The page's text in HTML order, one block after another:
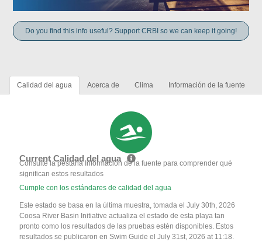
Do you find this info useful? Support CRBI so we can keep it going!
Calidad del agua Acerca de Clima Información de la fuente
Current Calidad del agua
Consulte la pestaña Información de la fuente para comprender qué
significan estos resultados
Cumple con los estándares de calidad del agua
Este estado se basa en la última muestra, tomada el July 30th, 2026
Coosa River Basin Initiative actualiza el estado de esta playa tan
pronto como los resultados de las pruebas estén disponibles. Estos
resultados se publicaron en Swim Guide el July 31st, 2026 at 11:18.